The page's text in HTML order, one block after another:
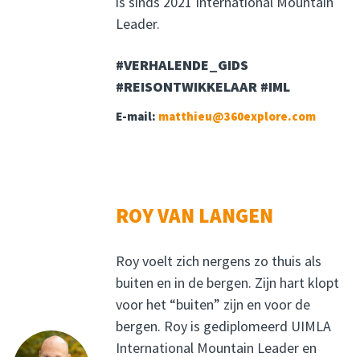
Leader.
#VERHALENDE_GIDS
#REISONTWIKKELAAR #IML
E-mail: matthieu@360explore.com
ROY VAN LANGEN
Roy voelt zich nergens zo thuis als
buiten en in de bergen. Zijn hart klopt
voor het “buiten” zijn en voor de
bergen. Roy is gediplomeerd UIMLA
International Mountain Leader en